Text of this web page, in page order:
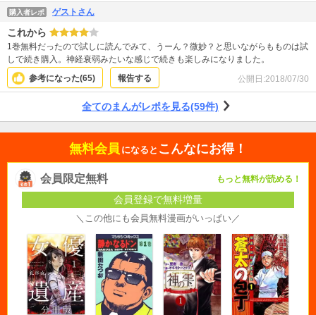
購入者レポ ゲストさん
これから
1巻無料だったので試しに読んでみて、うーん？微妙？と思いながらもものは試
しで続き購入。神経衰弱みたいな感じで続きも楽しみになりました。
参考になった(65) 報告する 公開日:2018/07/30
全てのまんがレポを見る(59件)
無料会員 になると こんなにお得！
会員限定無料 もっと無料が読める！
会員登録で無料増量
＼この他にも会員無料漫画がいっぱい／